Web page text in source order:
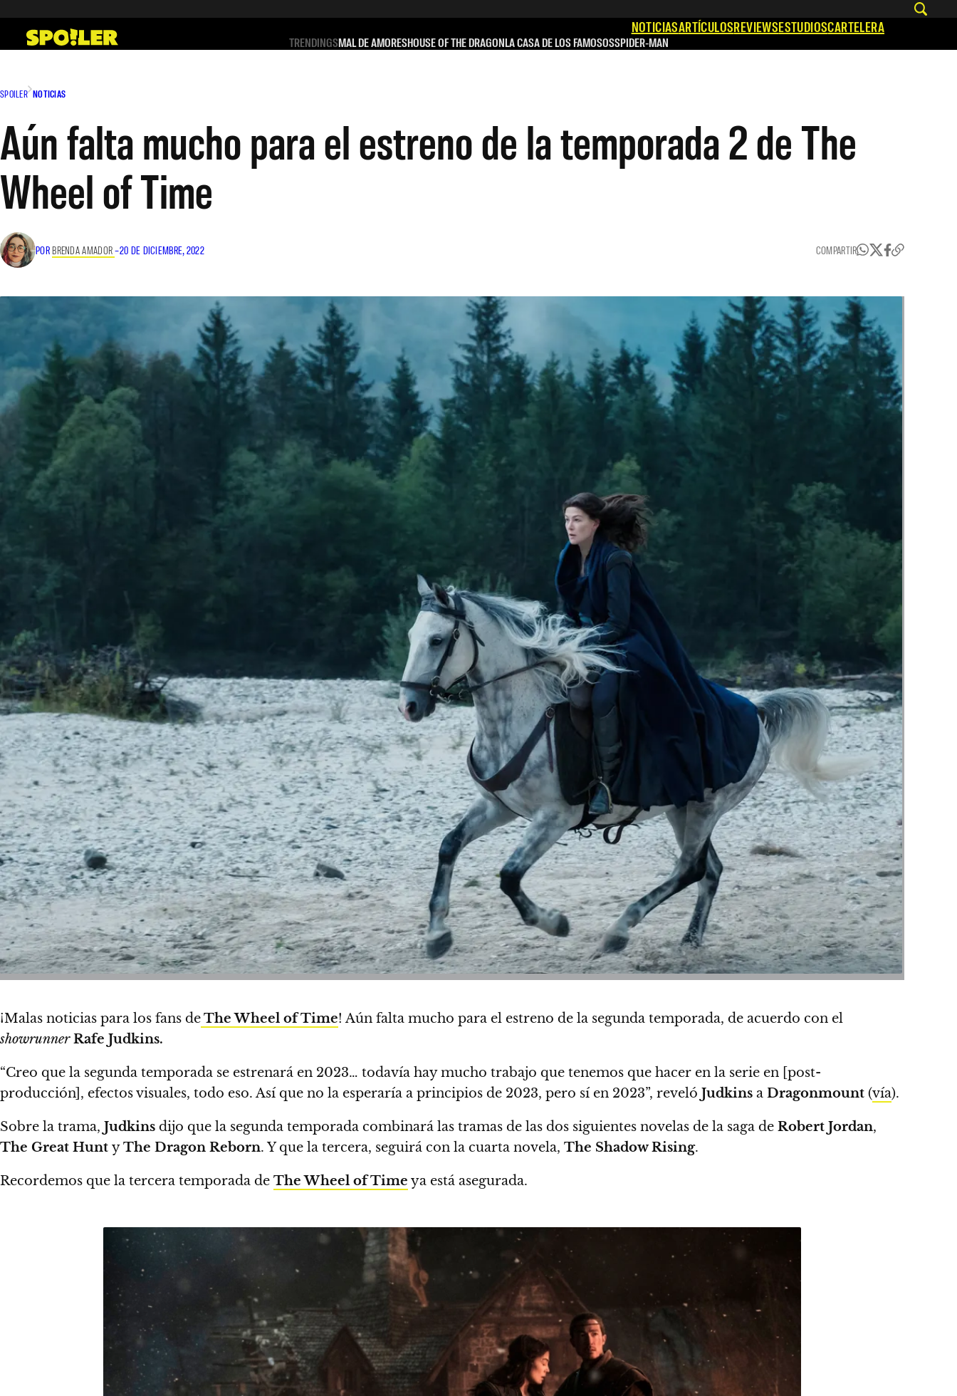
contenido
NOTICIASARTÍCULOSREVIEWSESTUDIOSCARTELERA
TRENDINGSMAL DE AMORESHOUSE OF THE DRAGONLA CASA DE LOS FAMOSOSSPIDER-MAN
SPOILER NOTICIAS
Aún falta mucho para el estreno de la temporada 2 de The
Wheel of Time
POR BRENDA AMADOR–20 DE DICIEMBRE, 2022 COMPARTIR
¡Malas noticias para los fans deThe Wheel of Time! Aún falta mucho para el estreno de la segunda temporada, de acuerdo con el
showrunner Rafe Judkins.
“Creo que la segunda temporada se estrenará en 2023… todavía hay mucho trabajo que tenemos que hacer en la serie en [post-
producción], efectos visuales, todo eso. Así que no la esperaría a principios de 2023, pero sí en 2023”, reveló Judkins a Dragonmount (vía).
Sobre la trama, Judkins dijo que la segunda temporada combinará las tramas de las dos siguientes novelas de la saga de Robert Jordan,
The Great Hunt yThe Dragon Reborn. Y que la tercera, seguirá con la cuarta novela, The Shadow Rising.
Recordemos que la tercera temporada de The Wheel of Time ya está asegurada.